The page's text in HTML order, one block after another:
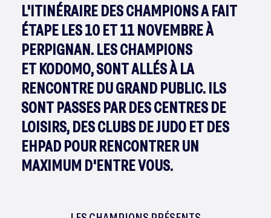
L'ITINÉRAIRE DES CHAMPIONS A FAIT
ÉTAPE LES 10 ET 11 NOVEMBRE À
PERPIGNAN. LES CHAMPIONS
ET KODOMO, SONT ALLÉS À LA
RENCONTRE DU GRAND PUBLIC. ILS
SONT PASSES PAR DES CENTRES DE
LOISIRS, DES CLUBS DE JUDO ET DES
EHPAD POUR RENCONTRER UN
MAXIMUM D'ENTRE VOUS.